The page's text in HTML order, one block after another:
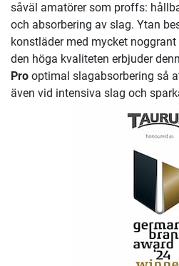
såväl amatörer som proffs:
och absorbering av slag. Ytan
konstläder med mycket
den höga kvaliteten erbjuder
Pro optimal slagabsorbering så
även vid intensiva slag och